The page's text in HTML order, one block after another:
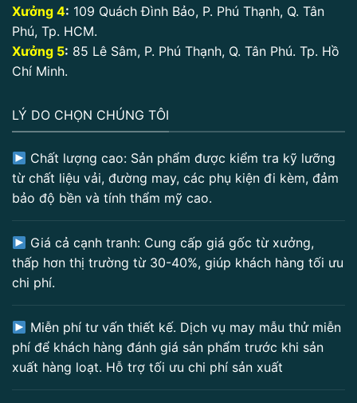
Xưởng 4: 109 Quách Đình Bảo, P. Phú Thạnh, Q. Tân
Phú, Tp. HCM.
Xưởng 5: 85 Lê Sâm, P. Phú Thạnh, Q. Tân Phú. Tp. Hồ
Chí Minh.
LÝ DO CHỌN CHÚNG TÔI
Chất lượng cao: Sản phẩm được kiểm tra kỹ lưỡng
từ chất liệu vải, đường may, các phụ kiện đi kèm, đảm
bảo độ bền và tính thẩm mỹ cao.
Giá cả cạnh tranh: Cung cấp giá gốc từ xưởng,
thấp hơn thị trường từ 30-40%, giúp khách hàng tối ưu
chi phí.
Miễn phí tư vấn thiết kế. Dịch vụ may mẫu thử miễn
phí để khách hàng đánh giá sản phẩm trước khi sản
xuất hàng loạt. Hỗ trợ tối ưu chi phí sản xuất